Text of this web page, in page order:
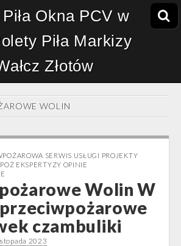
Okna PCV w
Piła Markizy
Złotów
WOLIN
SERWIS USŁUGI PROJEKTY
EKSPERTYZY OPINIE
Wolin W
czambuliki
2023